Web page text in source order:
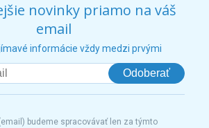
novinky priamo na váš
email
informácie vždy medzi prvými
Odoberať
budeme spracovávať len za týmto